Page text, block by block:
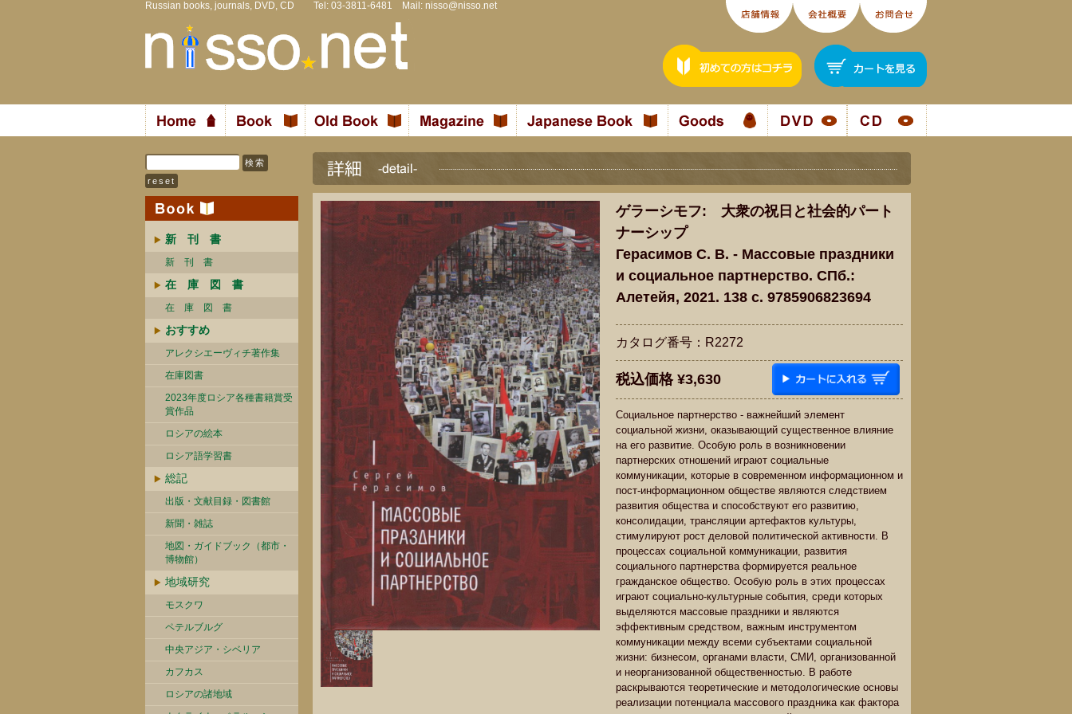
Russian books, journals, DVD, CD Tel: 03-3811-6481 Mail: nisso@nisso.net
新 刊 書
新 刊 書
在 庫 図 書
在 庫 図 書
おすすめ
アレクシエーヴィチ著作集
在庫図書
2023年度ロシア各種書籍賞受
賞作品
ロシアの絵本
ロシア語学習書
総記
出版・文献目録・図書館
新聞・雑誌
地図・ガイドブック（都市・
博物館）
地域研究
モスクワ
ペテルブルグ
中央アジア・シベリア
カフカス
ロシアの諸地域
ゲラーシモフ: 大衆の祝日と社会的パート
ナーシップ
Герасимов С. В. - Массовые праздники
и социальное партнерство. СПб.:
Алетейя, 2021. 138 c. 9785906823694
カタログ番号：R2272
税込価格 ¥3,630
Социальное партнерство - важнейший элемент
социальной жизни, оказывающий существенное влияние
на его развитие. Особую роль в возникновении
партнерских отношений играют социальные
коммуникации, которые в современном информационном и
пост-информационном обществе являются следствием
развития общества и способствуют его развитию,
консолидации, трансляции артефактов культуры,
стимулируют рост деловой политической активности. В
процессах социальной коммуникации, развития
социального партнерства формируется реальное
гражданское общество. Особую роль в этих процессах
играют социально-культурные события, среди которых
выделяются массовые праздники и являются
эффективным средством, важным инструментом
коммуникации между всеми субъектами социальной
жизни: бизнесом, органами власти, СМИ, организованной
и неорганизованной общественностью. В работе
раскрываются теоретические и методологические основы
реализации потенциала массового праздника как фактора